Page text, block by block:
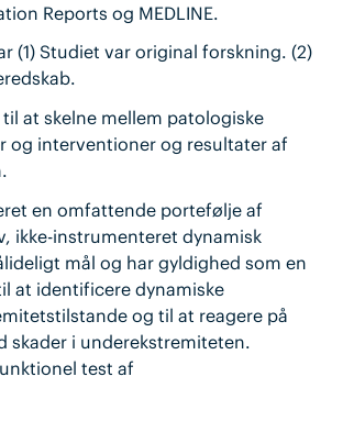
Reports og MEDLINE.
(1) Studiet var original forskning. (2)
at skelne mellem patologiske
og interventioner og resultater af
en omfattende portefølje af
ikke-instrumenteret dynamisk
mål og har gyldighed som en
at identificere dynamiske
og til at reagere på
skader i underekstremiteten.
test af